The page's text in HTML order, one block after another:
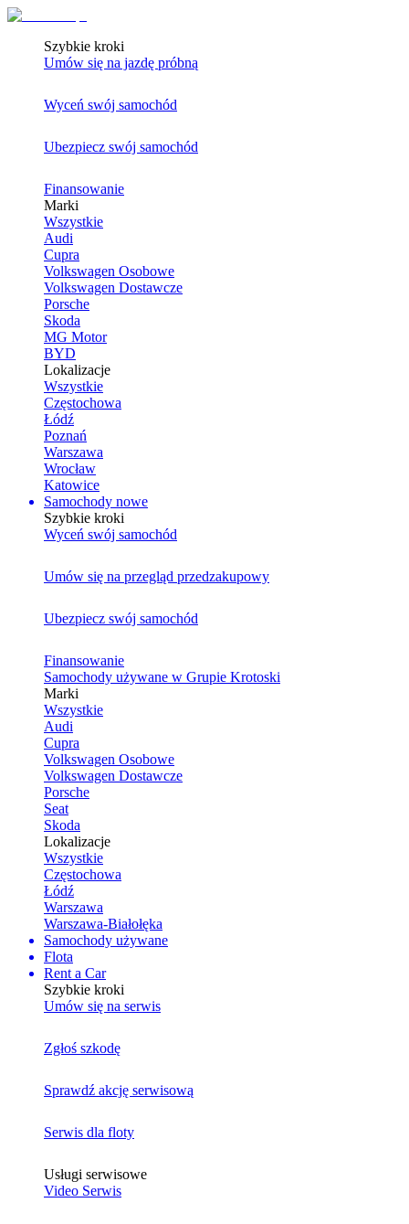
Szybkie kroki
Umów się na jazdę próbną
Wyceń swój samochód
Ubezpiecz swój samochód
Finansowanie
Marki
Wszystkie
Audi
Cupra
Volkswagen Osobowe
Volkswagen Dostawcze
Porsche
Skoda
MG Motor
BYD
Lokalizacje
Wszystkie
Częstochowa
Łódź
Poznań
Warszawa
Wrocław
Katowice
Samochody nowe
Szybkie kroki
Wyceń swój samochód
Umów się na przegląd przedzakupowy
Ubezpiecz swój samochód
Finansowanie
Samochody używane w Grupie Krotoski
Marki
Wszystkie
Audi
Cupra
Volkswagen Osobowe
Volkswagen Dostawcze
Porsche
Seat
Skoda
Lokalizacje
Wszystkie
Częstochowa
Łódź
Warszawa
Warszawa-Białołęka
Samochody używane
Flota
Rent a Car
Szybkie kroki
Umów się na serwis
Zgłoś szkodę
Sprawdź akcję serwisową
Serwis dla floty
Usługi serwisowe
Video Serwis